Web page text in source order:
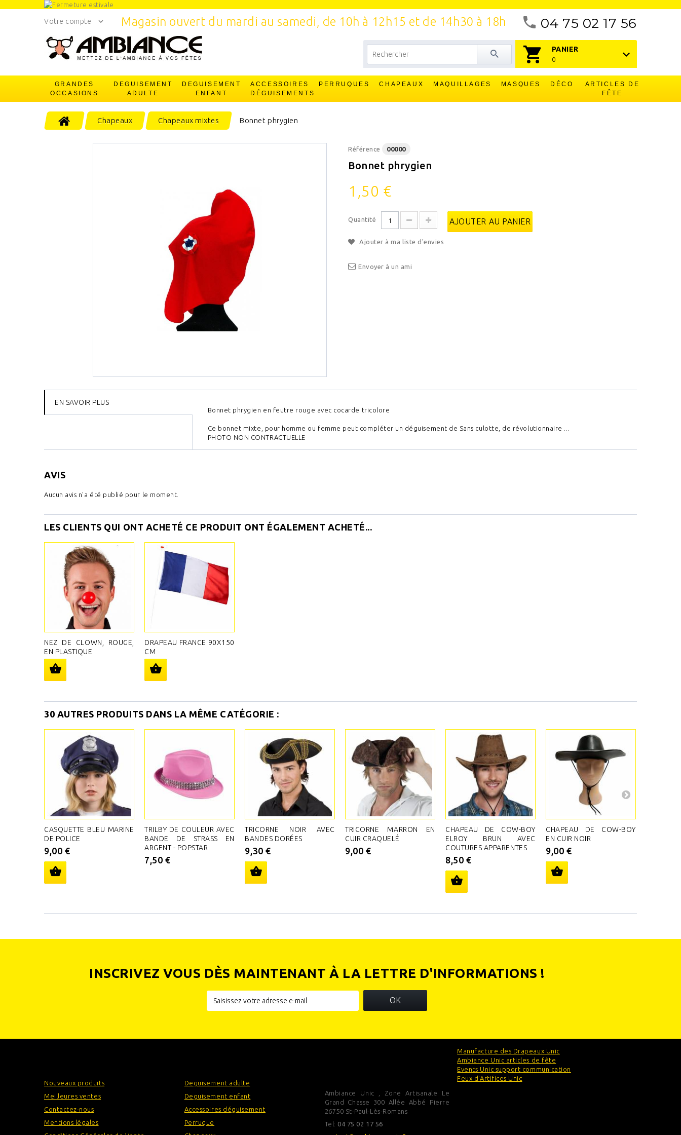
04 75 02 17 56
Votre compte Magasin ouvert du mardi au samedi, de 10h à 12h15 et de 14h30 à 18h
PANIER
0
GRANDES
OCCASIONS
DEGUISEMENT
ADULTE
DEGUISEMENT
ENFANT
ACCESSOIRES
DÉGUISEMENTS
PERRUQUES CHAPEAUX MAQUILLAGES MASQUES DÉCO
ARTICLES DE
FÊTE
Chapeaux Chapeaux mixtes Bonnet phrygien
Référence 00000
Bonnet phrygien
1,50 €
Quantité AJOUTER AU PANIER
Ajouter à ma liste d'envies
Envoyer à un ami
EN SAVOIR PLUS
Bonnet phrygien en feutre rouge avec cocarde tricolore
Ce bonnet mixte, pour homme ou femme peut compléter un déguisement de Sans culotte, de révolutionnaire ...
PHOTO NON CONTRACTUELLE
AVIS
Aucun avis n'a été publié pour le moment.
LES CLIENTS QUI ONT ACHETÉ CE PRODUIT ONT ÉGALEMENT ACHETÉ...
NEZ DE CLOWN, ROUGE,
EN PLASTIQUE
DRAPEAU FRANCE 90X150
CM
30 AUTRES PRODUITS DANS LA MÊME CATÉGORIE :
CASQUETTE BLEU MARINE
DE POLICE
9,00 €
TRILBY DE COULEUR AVEC
BANDE DE STRASS EN
ARGENT - POPSTAR
7,50 €
TRICORNE NOIR AVEC
BANDES DORÉES
9,30 €
TRICORNE MARRON EN
CUIR CRAQUELÉ
9,00 €
CHAPEAU DE COW-BOY
ELROY BRUN AVEC
COUTURES APPARENTES
8,50 €
CHAPEAU DE COW-BOY
EN CUIR NOIR
9,00 €
INSCRIVEZ VOUS DÈS MAINTENANT À LA LETTRE D'INFORMATIONS !
OK
Nouveaux produits
Meilleures ventes
Contactez-nous
Mentions légales
Deguisement adulte
Deguisement enfant
Accessoires déguisement
Perruque
Ambiance Unic , Zone Artisanale Le
Grand Chasse 300 Allée Abbé Pierre
26750 St-Paul-Lès-Romans
Tel: 04 75 02 17 56
Manufacture des Drapeaux Unic
Ambiance Unic articles de fête
Events Unic support communication
Feux d'Artifices Unic